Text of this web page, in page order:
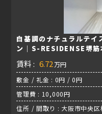
白基調のナチュラルテイ
ン｜S-RESIDENSE堺
賃料 : 6.72 万円
敷金 / 礼金 : 0円 / 0円
管理費 : 10,000円
住所 / 間取り : 大阪市中央